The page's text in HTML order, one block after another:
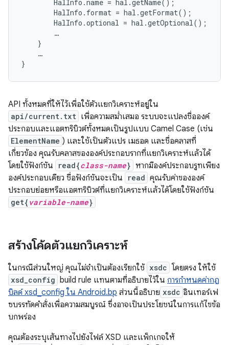
HalInfo .name = hal .getName();
HalInfo . format = hal .getFormat();
HalInfo .optional = hal .getOptional();
…
}
…
}
API ทั้งหมดที่ให้ไว้เพื่อใช้ตัวแยกวิเคราะห์อยู่ใน
api/current.txt เพื่อความสม่ำเสมอ ระบบจะแปลงชื่อองค์
ประกอบและแอตทริบิวต์ทั้งหมดเป็นรูปแบบ Camel Case (เช่น
ElementName ) และใช้เป็นตัวแปร เมธอด และชื่อคลาสที่
เกี่ยวข้อง คุณรับคลาสขององค์ประกอบรากที่แยกวิเคราะห์แล้วได้
โดยใช้ฟังก์ชัน
read{class-name} หากมีองค์ประกอบรูทเพียง
องค์ประกอบเดียว ชื่อฟังก์ชันจะเป็น
read คุณรับค่าขององค์
ประกอบย่อยหรือแอตทริบิวต์ที่แยกวิเคราะห์แล้วได้โดยใช้ฟังก์ชัน
get{ variable-name}
สร้างโค้ดตัวแยกวิเคราะห์
ในกรณีส่วนใหญ่ คุณไม่จำเป็นต้องเรียกใช้ xsdc โดยตรง ให้ใช้
xsd_config build rule แทนตามที่อธิบายไว้ใน การกำหนดค่ากฎ
บิลด์ xsd_config ใน Android.bp ส่วนนี้อธิบาย xsdc อินเทอร์เฟ
ซบรรทัดคำสั่งเพื่อความสมบูรณ์ ซึ่งอาจเป็นประโยชน์ในการแก้ไขข้อ
บกพร่อง
คุณต้องระบุเส้นทางไปยังไฟล์ XSD และแพ็กเกจให้